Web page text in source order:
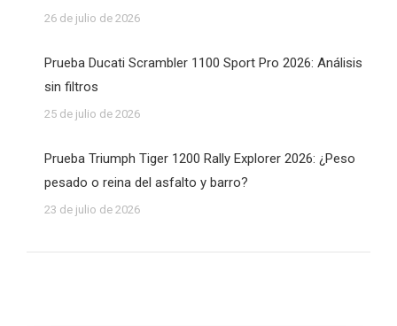
26 de julio de 2026
Prueba Ducati Scrambler 1100 Sport Pro 2026: Análisis
sin filtros
25 de julio de 2026
Prueba Triumph Tiger 1200 Rally Explorer 2026: ¿Peso
pesado o reina del asfalto y barro?
23 de julio de 2026